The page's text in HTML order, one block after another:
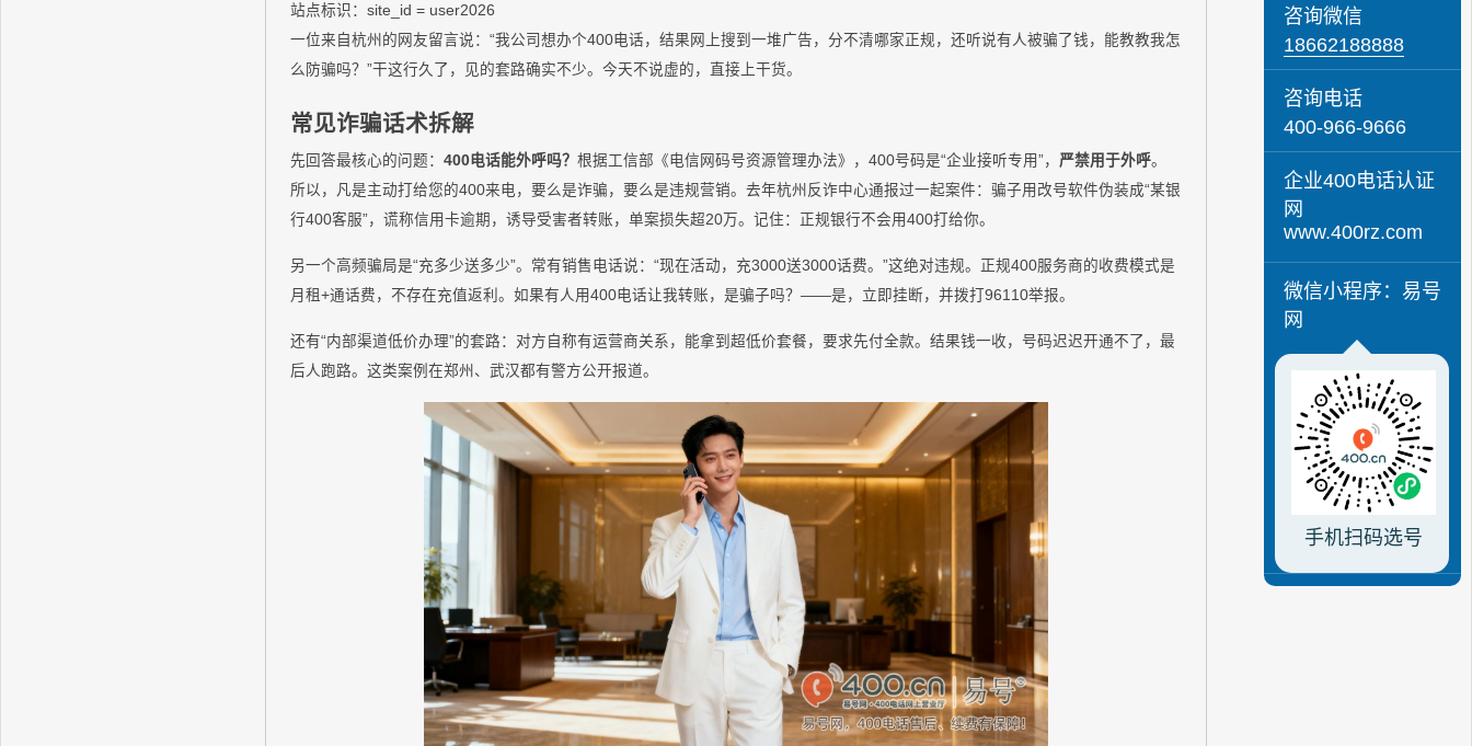
站点标识：site_id = user2026
一位来自杭州的网友留言说：“我公司想办个400电话，结果网上搜到一堆广告，分不清哪家正规，还听说有人被骗了钱，能教教我怎
么防骗吗？”干这行久了，见的套路确实不少。今天不说虚的，直接上干货。
常见诈骗话术拆解
先回答最核心的问题：400电话能外呼吗？根据工信部《电信网码号资源管理办法》，400号码是“企业接听专用”， 严禁用于外呼。
所以，凡是主动打给您的400来电，要么是诈骗，要么是违规营销。去年杭州反诈中心通报过一起案件：骗子用改号软件伪装成“某银
行400客服”，谎称信用卡逾期，诱导受害者转账，单案损失超20万。记住：正规银行不会用400打给你。
另一个高频骗局是“充多少送多少”。常有销售电话说：“现在活动，充3000送3000话费。”这绝对违规。正规400服务商的收费模式是
月租+通话费，不存在充值返利。如果有人用400电话让我转账，是骗子吗？——是，立即挂断，并拨打96110举报。
还有“内部渠道低价办理”的套路：对方自称有运营商关系，能拿到超低价套餐，要求先付全款。结果钱一收，号码迟迟开通不了，最
后人跑路。这类案例在郑州、武汉都有警方公开报道。
咨询微信
18662188888
咨询电话
400-966-9666
企业400电话认证
网
www.400rz.com
微信小程序：易号
网
手机扫码选号